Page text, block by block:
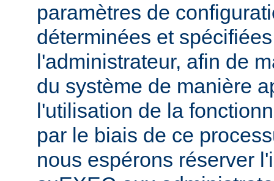
paramètres de
déterminées et
l'administrateur, afin de
du système de manière
l'utilisation de la
par le biais de ce
nous espérons réserver